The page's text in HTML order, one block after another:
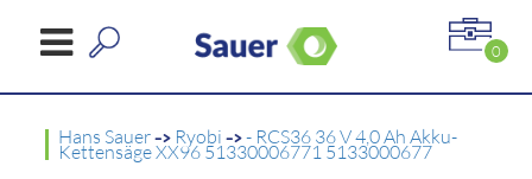
0
Hans Sauer-> Ryobi ->- RCS36 36 V 4,0 Ah Akku-
Kettensäge XX96 51330006771 5133000677